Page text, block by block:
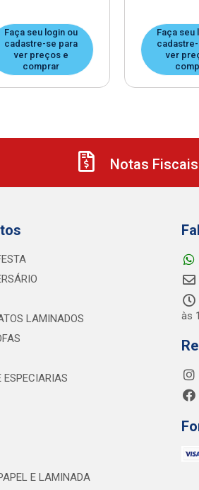
Faça seu login ou
cadastre-se para
ver preços e
comprar
Faça seu
ver
Notas Fiscais
LAMINADOS
ESPECIARIAS
E LAMINADA
às